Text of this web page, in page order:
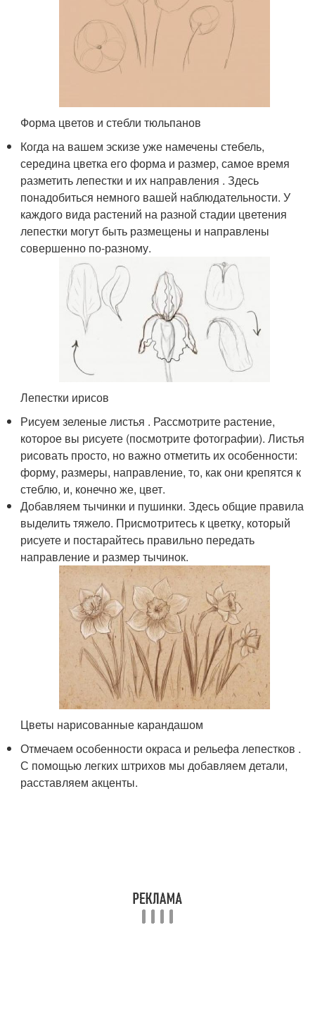
Форма цветов и стебли тюльпанов
Когда на вашем эскизе уже намечены стебель,
середина цветка его форма и размер, самое время
разметить лепестки и их направления . Здесь
понадобиться немного вашей наблюдательности. У
каждого вида растений на разной стадии цветения
лепестки могут быть размещены и направлены
совершенно по-разному.
Лепестки ирисов
Рисуем зеленые листья . Рассмотрите растение,
которое вы рисуете (посмотрите фотографии). Листья
рисовать просто, но важно отметить их особенности:
форму, размеры, направление, то, как они крепятся к
стеблю, и, конечно же, цвет.
Добавляем тычинки и пушинки. Здесь общие правила
выделить тяжело. Присмотритесь к цветку, который
рисуете и постарайтесь правильно передать
направление и размер тычинок.
Цветы нарисованные карандашом
Отмечаем особенности окраса и рельефа лепестков .
С помощью легких штрихов мы добавляем детали,
расставляем акценты.